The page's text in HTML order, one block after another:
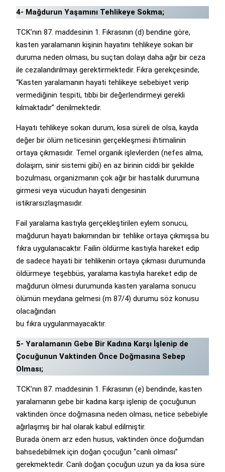
4- Mağdurun Yaşamını Tehlikeye Sokma;
TCK’nın 87. maddesinin 1. Fıkrasının (d) bendine göre,
kasten yaralamanın kişinin hayatını tehlikeye sokan bir
duruma neden olması, bu suçtan dolayı daha ağır bir ceza
ile cezalandırılmayı gerektirmektedir. Fıkra gerekçesinde;
“Kasten yaralamanın hayati tehlikeye sebebiyet verip
vermediğinin tespiti, tıbbi bir değerlendirmeyi gerekli
kılmaktadır” denilmektedir.
Hayatı tehlikeye sokan durum, kısa süreli de olsa, kayda
değer bir ölüm neticesinin gerçekleşmesi ihtimalinin
ortaya çıkmasıdır. Temel organik işlevlerden (nefes alma,
dolaşım, sinir sistemi gibi) en az birinin ciddi bir şekilde
bozulması, organizmanın çok ağır bir hastalık durumuna
girmesi veya vücudun hayati dengesinin
istikrarsızlaşmasıdır.
Fail yaralama kastıyla gerçekleştirilen eylem sonucu,
mağdurun hayatı bakımından bir tehlike ortaya çıkmışsa bu
fıkra uygulanacaktır. Failin öldürme kastıyla hareket edip
de sadece hayati bir tehlikenin ortaya çıkması durumunda
öldürmeye teşebbüs, yaralama kastıyla hareket edip de
mağdurun ölmesi durumunda kasten yaralama sonucu
ölümün meydana gelmesi (m 87/4) durumu söz konusu
olacağından
bu fıkra uygulanmayacaktır.
5- Yaralamanın Gebe Bir Kadına Karşı İşlenip de
Çocuğunun Vaktinden Önce Doğmasına Sebep
Olması;
TCK’nın 87. maddesinin 1. Fıkrasının (e) bendinde, kasten
yaralamanın gebe bir kadına karşı işlenip de çocuğunun
vaktinden önce doğmasına neden olması, netice sebebiyle
ağırlaşmış bir hal olarak kabul edilmiştir.
Burada önem arz eden husus, vaktinden önce doğumdan
bahsedebilmek için doğan çocuğun “canlı olması”
gerekmektedir. Canlı doğan çocuğun uzun ya da kısa süre